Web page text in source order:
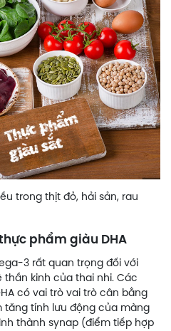
đỏ, hải sản, rau
phẩm giàu DHA
3 rất quan trọng đối với
kinh của thai nhi. Các
có vai trò vai trò cân bằng
tăng tính lưu động của màng
thành synap (điểm tiếp hợp